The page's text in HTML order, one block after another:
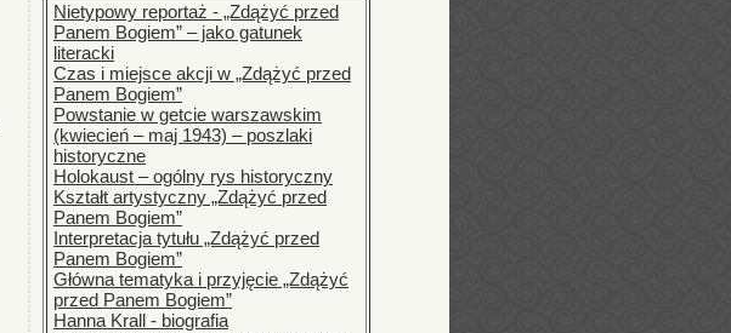
Nietypowy reportaż - „Zdążyć przed
Panem Bogiem” – jako gatunek
literacki
Czas i miejsce akcji w „Zdążyć przed
Panem Bogiem”
Powstanie w getcie warszawskim
(kwiecień – maj 1943) – poszlaki
historyczne
Holokaust – ogólny rys historyczny
Kształt artystyczny „Zdążyć przed
Panem Bogiem”
Interpretacja tytułu „Zdążyć przed
Panem Bogiem”
Główna tematyka i przyjęcie „Zdążyć
przed Panem Bogiem”
Hanna Krall - biografia